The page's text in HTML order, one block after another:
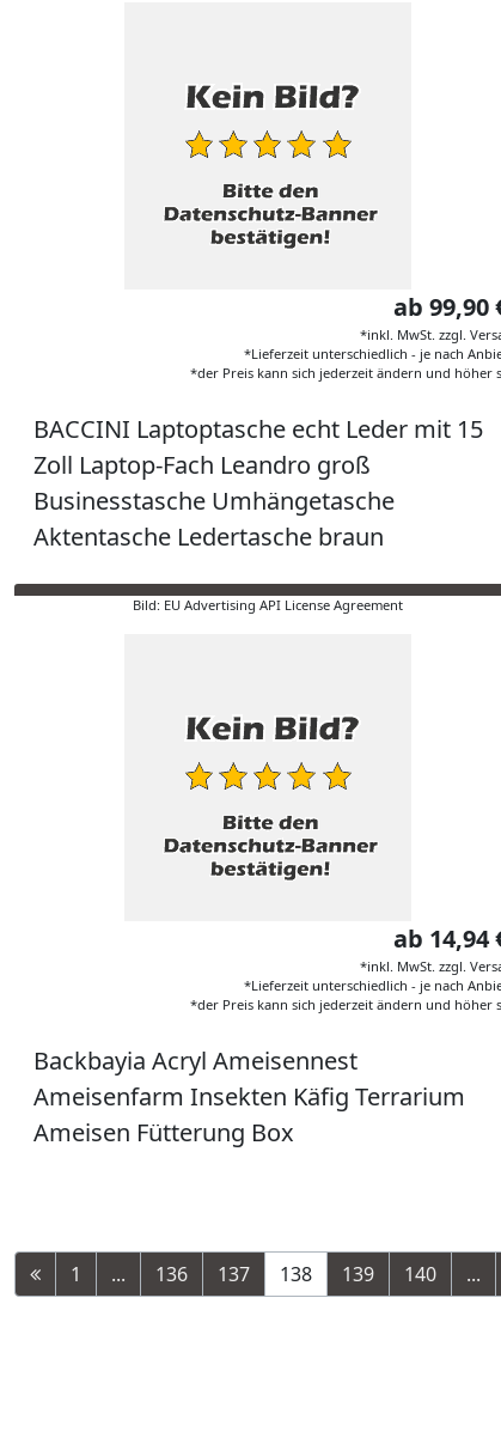
ab 99,90
*inkl. MwSt. zzgl.
*Lieferzeit unterschiedlich - je nach
*der Preis kann sich jederzeit ändern und höher
BACCINI Laptoptasche echt Leder mit 15
Zoll Laptop-Fach Leandro groß
Businesstasche Umhängetasche
Aktentasche Ledertasche braun
Bild: EU Advertising API License Agreement
ab 14,94
*inkl. MwSt. zzgl.
*Lieferzeit unterschiedlich - je nach
*der Preis kann sich jederzeit ändern und höher
Backbayia Acryl Ameisennest
Ameisenfarm Insekten Käfig Terrarium
Ameisen Fütterung Box
1 ... 136 137 138 139 140 ...